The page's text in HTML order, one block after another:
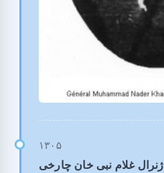
ژنرال غلام نبی خان چارخی